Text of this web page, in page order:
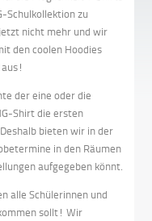
Schulkollektion zu
nicht mehr und wir
den coolen Hoodies
der eine oder die
Shirt die ersten
bieten wir in der
in den Räumen
aufgegeben könnt.
alle Schülerinnen und
sollt! Wir